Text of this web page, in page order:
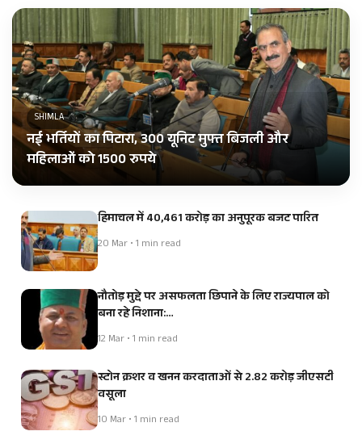
SHIMLA
नई भर्तियों का पिटारा, 300 यूनिट मुफ्त बिजली और
महिलाओं को 1500 रुपये
हिमाचल में 40,461 करोड़ का अनुपूरक बजट पारित
20 Mar • 1 min read
नौतोड़ मुद्दे पर असफलता छिपाने के लिए राज्यपाल को
बना रहे निशाना:…
12 Mar • 1 min read
स्टोन क्रशर व खनन करदाताओं से 2.82 करोड़ जीएसटी
वसूला
10 Mar • 1 min read